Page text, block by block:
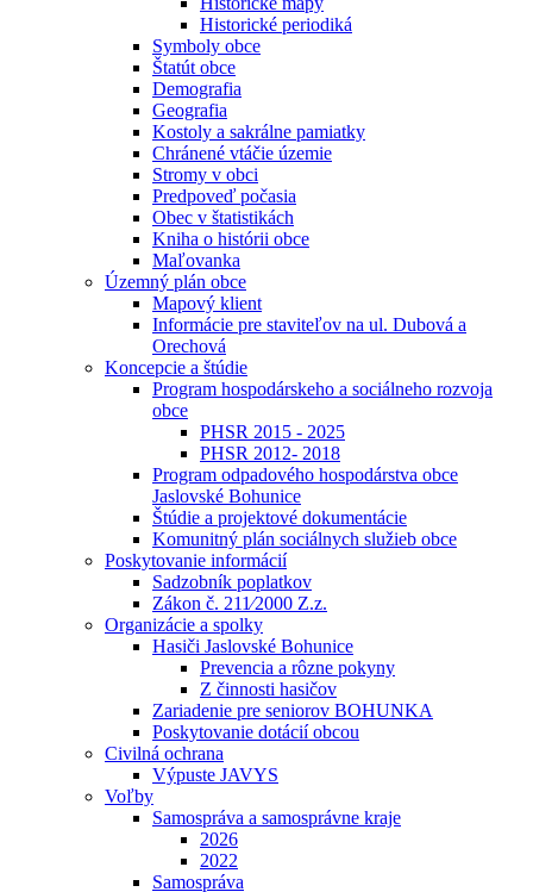
Historické periodiká
Symboly obce
Štatút obce
Demografia
Geografia
Kostoly a sakrálne pamiatky
Chránené vtáčie územie
Stromy v obci
Predpoveď počasia
Obec v štatistikách
Kniha o histórii obce
Maľovanka
Územný plán obce
Mapový klient
Informácie pre staviteľov na ul. Dubová a
Orechová
Koncepcie a štúdie
Program hospodárskeho a sociálneho rozvoja
obce
PHSR 2015 - 2025
PHSR 2012- 2018
Program odpadového hospodárstva obce
Jaslovské Bohunice
Štúdie a projektové dokumentácie
Komunitný plán sociálnych služieb obce
Poskytovanie informácií
Sadzobník poplatkov
Zákon č. 211⁄2000 Z.z.
Organizácie a spolky
Hasiči Jaslovské Bohunice
Prevencia a rôzne pokyny
Z činnosti hasičov
Zariadenie pre seniorov BOHUNKA
Poskytovanie dotácií obcou
Civilná ochrana
Výpuste JAVYS
Voľby
Samospráva a samosprávne kraje
2026
2022
Samospráva